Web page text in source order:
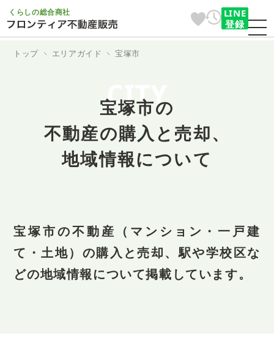
くらしの総合商社
LINE
登録
トップ エリアガイド 宝塚市
CITY
宝塚市の
不動産の購入と売却、
地域情報について
宝塚市の不動産（マンション・一戸建
て・土地）の購入と売却、駅や学校区な
どの地域情報について掲載しています。